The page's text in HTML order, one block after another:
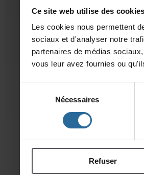
consentement
Nécessaires
Refuser